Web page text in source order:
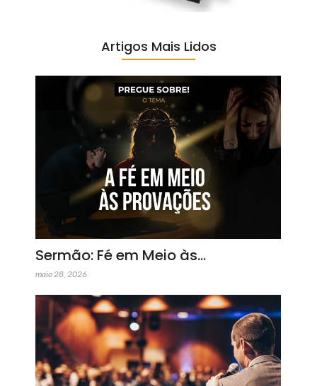
Artigos Mais Lidos
Sermão: Fé em Meio às…
maio 28, 2026